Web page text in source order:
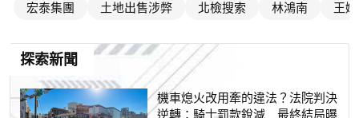
宏泰集團 土地出售涉弊 北檢搜索 林鴻南 王
探索新聞
機車熄火改用牽的違法？法院判決
逆轉：騎士罰款銳減 最終結局曝